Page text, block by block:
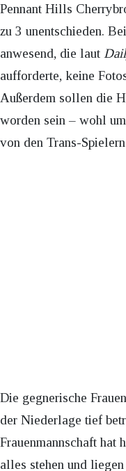
Pennant Hills
zu 3 unentschieden.
anwesend, die laut
aufforderte, keine
Außerdem sollen die
worden sein – wohl
von den Trans-
Die gegnerische
der Niederlage tief
Frauenmannschaft hat
alles stehen und